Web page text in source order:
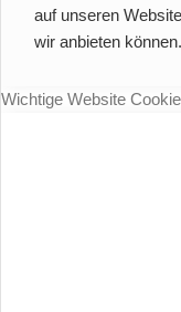
auf unseren
wir anbieten können.
Wichtige Website